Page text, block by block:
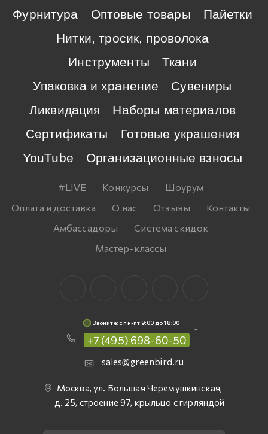
Фурнитура
Оптовые товары
Пайетки
Нитки, тросик, проволока
Инструменты
Ткани
Упаковка и хранение
Сувениры
Ликвидация
Наборы материалов
Сертификаты
Готовые украшения
YouTube
Организационные взносы
#LIVE Конкурсы
Шоурум
Оплата и доставка
О нас Отзывы
Контакты
Амбассадоры
Система скидок
Мастер-классы
Звоните: c пн-пт 9:00 до 18:00
+7 (495) 698-60-50
sales@greenbird.ru
Москва, ул. Большая Черемушкинская,
д. 25, строение 97, крыльцо с гирляндой